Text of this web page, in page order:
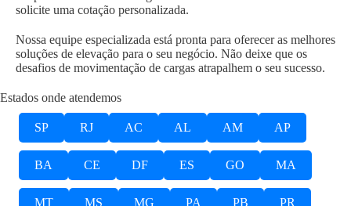
solicite uma cotação personalizada.
Nossa equipe especializada está pronta para oferecer as melhores
soluções de elevação para o seu negócio. Não deixe que os
desafios de movimentação de cargas atrapalhem o seu sucesso.
Estados onde atendemos
SP RJ AC AL AM AP
BA CE DF ES GO MA
MT MS MG PA PB PR